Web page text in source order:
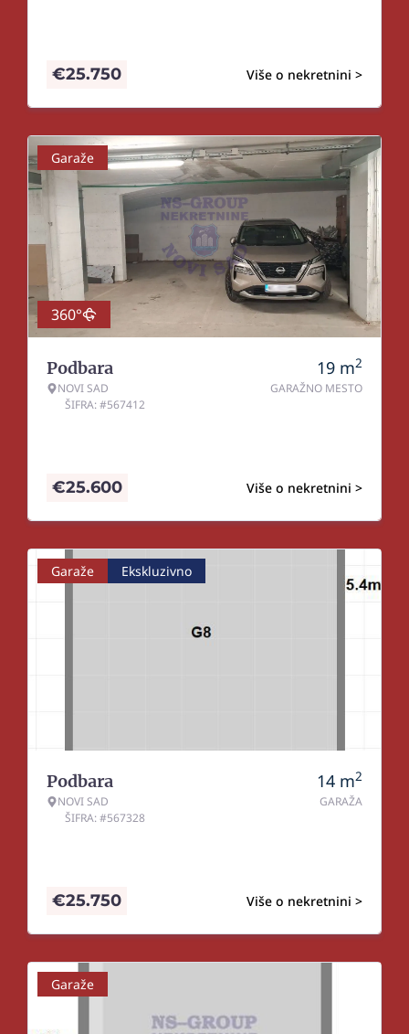
Više o nekretnini >
€25.750
Garaže
360°
Podbara
NOVI SAD
ŠIFRA: #567412
19 m2
GARAŽNO MESTO
Više o nekretnini >
€25.600
Garaže Ekskluzivno
Podbara
NOVI SAD
ŠIFRA: #567328
14 m2
GARAŽA
Više o nekretnini >
€25.750
Garaže